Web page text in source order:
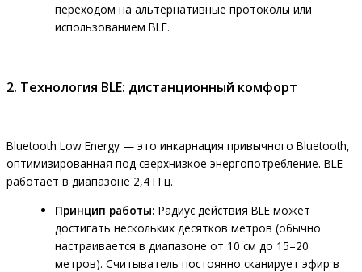
переходом на альтернативные протоколы или
использованием BLE.
2. Технология BLE: дистанционный комфорт
Bluetooth Low Energy — это инкарнация привычного Bluetooth,
оптимизированная под сверхнизкое энергопотребление. BLE
работает в диапазоне 2,4 ГГц.
Принцип работы: Радиус действия BLE может
достигать нескольких десятков метров (обычно
настраивается в диапазоне от 10 см до 15–20
метров). Считыватель постоянно сканирует эфир в